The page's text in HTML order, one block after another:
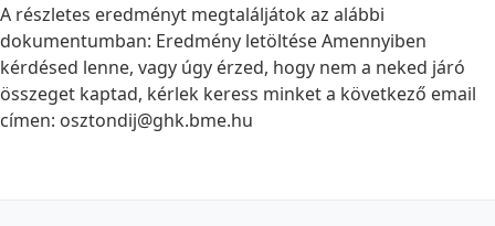
A részletes eredményt megtaláljátok az alábbi
dokumentumban: Eredmény letöltése Amennyiben
kérdésed lenne, vagy úgy érzed, hogy nem a neked járó
összeget kaptad, kérlek keress minket a következő email
címen: osztondij@ghk.bme.hu